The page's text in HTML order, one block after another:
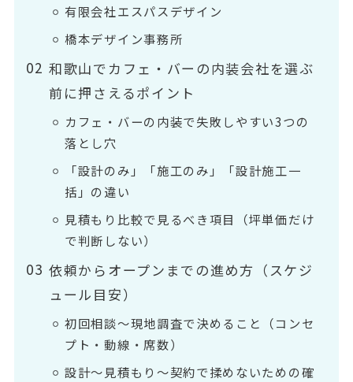
有限会社エスパスデザイン
橋本デザイン事務所
和歌山でカフェ・バーの内装会社を選ぶ
前に押さえるポイント
カフェ・バーの内装で失敗しやすい3つの
落とし穴
「設計のみ」「施工のみ」「設計施工一
括」の違い
見積もり比較で見るべき項目（坪単価だけ
で判断しない）
依頼からオープンまでの進め方（スケジ
ュール目安）
初回相談〜現地調査で決めること（コンセ
プト・動線・席数）
設計〜見積もり〜契約で揉めないための確